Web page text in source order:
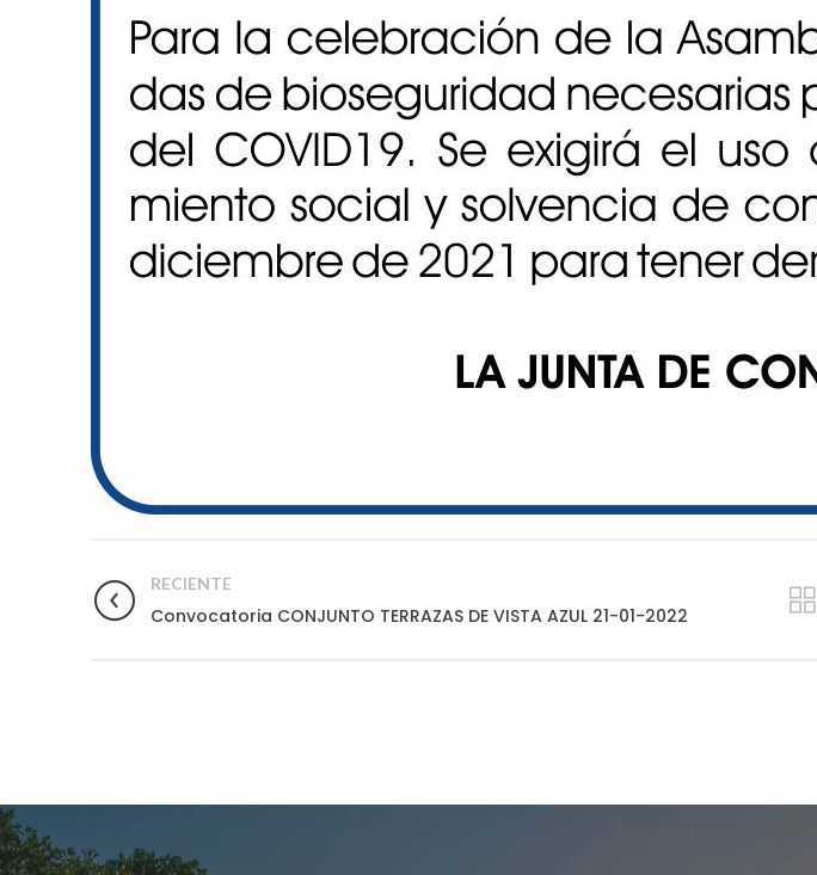
RECIENTE
Convocatoria CONJUNTO TERRAZAS DE VISTA AZUL 21-01-2022